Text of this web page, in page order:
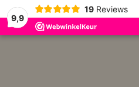
9,9
19 Reviews